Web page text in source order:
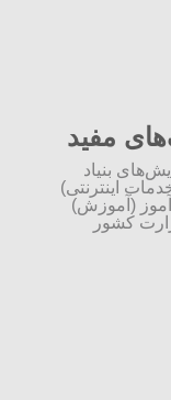
مفید
بنیاد
اینترنتی)
(آموزش)
کشور